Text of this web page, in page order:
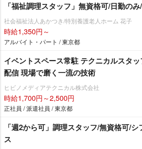
「福祉調理スタッフ」無資格可/日勤の
社会福祉法人あかつき/特別養護老人ホーム 花子
時給1,350円～
アルバイト・パート / 東京都
イベントスペース常駐 テクニカルスタ
配信 現場で磨く一流の技術
ヒビノメディアテクニカル株式会社
時給1,700円～2,500円
正社員 / 派遣社員 / 東京都
「週2から可」調理スタッフ/無資格可/
ス